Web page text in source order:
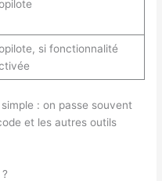
si fonctionnalité
: on passe souvent
et les autres outils